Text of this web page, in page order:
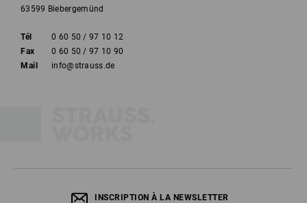
63599 Biebergemünd
Tél
0 60 50 / 97 10 12
Fax
0 60 50 / 97 10 90
Mail
info@strauss.de
INSCRIPTION À LA NEWSLETTER